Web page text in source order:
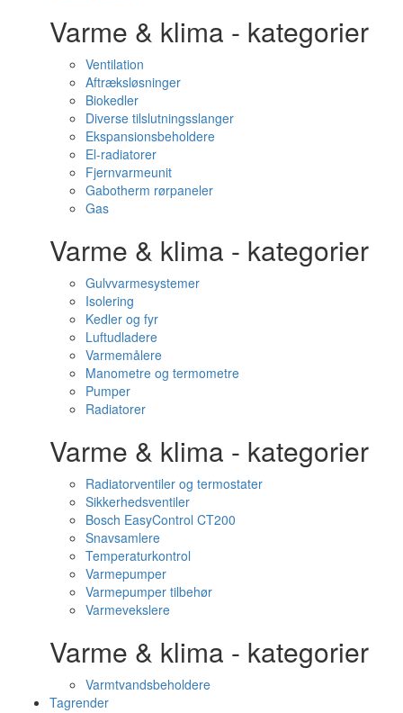
Varme & klima - kategorier
Ventilation
Aftræksløsninger
Biokedler
Diverse tilslutningsslanger
Ekspansionsbeholdere
El-radiatorer
Fjernvarmeunit
Gabotherm rørpaneler
Gas
Varme & klima - kategorier
Gulvvarmesystemer
Isolering
Kedler og fyr
Luftudladere
Varmemålere
Manometre og termometre
Pumper
Radiatorer
Varme & klima - kategorier
Radiatorventiler og termostater
Sikkerhedsventiler
Bosch EasyControl CT200
Snavsamlere
Temperaturkontrol
Varmepumper
Varmepumper tilbehør
Varmevekslere
Varme & klima - kategorier
Varmtvandsbeholdere
Tagrender